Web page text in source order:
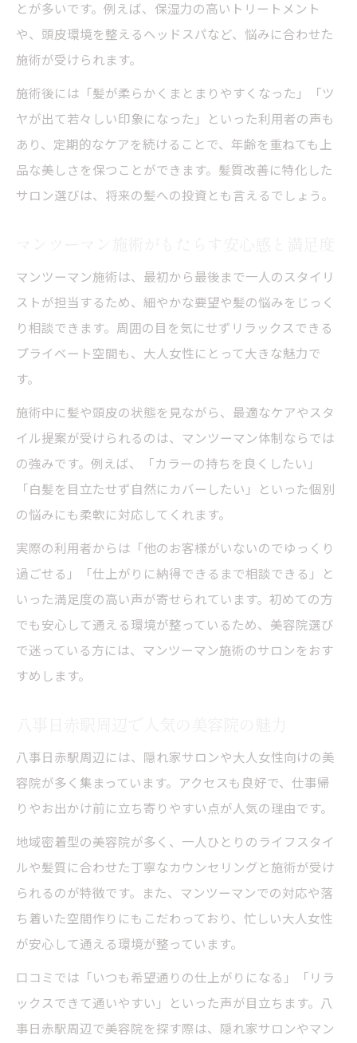
とが多いです。例えば、保湿力の高いトリートメント
や、頭皮環境を整えるヘッドスパなど、悩みに合わせた
施術が受けられます。
施術後には「髪が柔らかくまとまりやすくなった」「ツ
ヤが出て若々しい印象になった」といった利用者の声も
あり、定期的なケアを続けることで、年齢を重ねても上
品な美しさを保つことができます。髪質改善に特化した
サロン選びは、将来の髪への投資とも言えるでしょう。
マンツーマン施術は、最初から最後まで一人のスタイリ
ストが担当するため、細やかな要望や髪の悩みをじっく
り相談できます。周囲の目を気にせずリラックスできる
プライベート空間も、大人女性にとって大きな魅力で
す。
施術中に髪や頭皮の状態を見ながら、最適なケアやスタ
イル提案が受けられるのは、マンツーマン体制ならでは
の強みです。例えば、「カラーの持ちを良くしたい」
「白髪を目立たせず自然にカバーしたい」といった個別
の悩みにも柔軟に対応してくれます。
実際の利用者からは「他のお客様がいないのでゆっくり
過ごせる」「仕上がりに納得できるまで相談できる」と
いった満足度の高い声が寄せられています。初めての方
でも安心して通える環境が整っているため、美容院選び
で迷っている方には、マンツーマン施術のサロンをおす
すめします。
八事日赤駅周辺には、隠れ家サロンや大人女性向けの美
容院が多く集まっています。アクセスも良好で、仕事帰
りやお出かけ前に立ち寄りやすい点が人気の理由です。
地域密着型の美容院が多く、一人ひとりのライフスタイ
ルや髪質に合わせた丁寧なカウンセリングと施術が受け
られるのが特徴です。また、マンツーマンでの対応や落
ち着いた空間作りにもこだわっており、忙しい大人女性
が安心して通える環境が整っています。
口コミでは「いつも希望通りの仕上がりになる」「リラ
ックスできて通いやすい」といった声が目立ちます。八
事日赤駅周辺で美容院を探す際は、隠れ家サロンやマン